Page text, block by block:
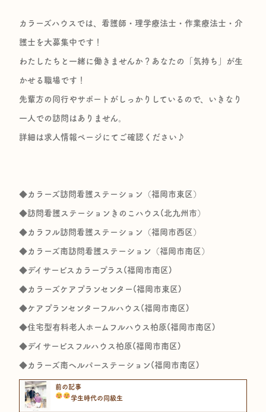
カラーズハウスでは、看護師・理学療法士・作業療法士・介
護士を大募集中です！
わたしたちと一緒に働きませんか？あなたの「気持ち」が生
かせる職場です！
先輩方の同行やサポートがしっかりしているので、いきなり
一人での訪問はありません。
詳細は求人情報ページにてご確認ください♪
◆カラーズ訪問看護ステーション（福岡市東区）
◆訪問看護ステーションきのこハウス(北九州市）
◆カラフル訪問看護ステーション（福岡市西区）
◆カラーズ南訪問看護ステーション（福岡市南区）
◆デイサービスカラープラス(福岡市南区)
◆カラーズケアプランセンター(福岡市東区)
◆ケアプランセンターフルハウス(福岡市南区)
◆住宅型有料老人ホームフルハウス柏原(福岡市南区)
◆デイサービスフルハウス柏原(福岡市南区)
◆カラーズ南ヘルパーステーション(福岡市南区)
前の記事
学生時代の同級生